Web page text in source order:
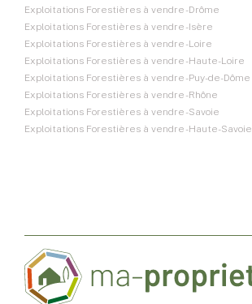
Exploitations Forestières à vendre - Drôme
Exploitations Forestières à vendre - Isère
Exploitations Forestières à vendre - Loire
Exploitations Forestières à vendre - Haute-Loire
Exploitations Forestières à vendre - Puy-de-Dôme
Exploitations Forestières à vendre - Rhône
Exploitations Forestières à vendre - Savoie
Exploitations Forestières à vendre - Haute-Savoie